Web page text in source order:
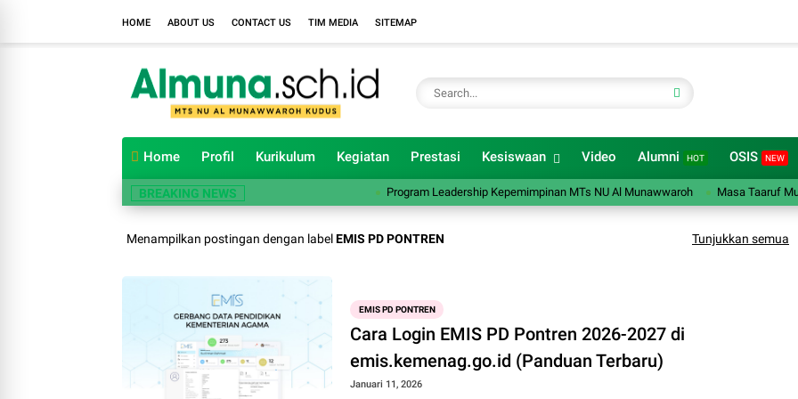
HOME ABOUT US CONTACT US TIM MEDIA SITEMAP
Home Profil Kurikulum Kegiatan Prestasi Kesiswaan Video Alumni HOT OSIS NEW
BREAKING NEWS Program Leadership Kepemimpinan MTs NU Al Munawwaroh Masa Taaruf Murid
Menampilkan postingan dengan labelEMIS PD PONTREN Tunjukkan semua
EMIS PD PONTREN
Cara Login EMIS PD Pontren 2026-2027 di
emis.kemenag.go.id (Panduan Terbaru)
Januari 11, 2026